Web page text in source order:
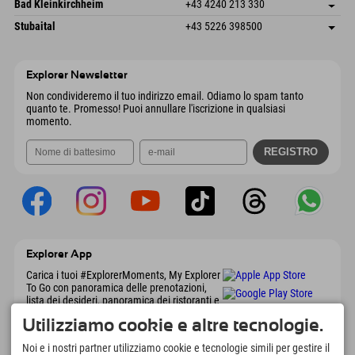
Austria
Prenotazione
Bad Kleinkirchheim +43 4240 213 330
Dorfstraße 24
9546 Bad Kleinkirchheim
Salva indirizzo
Informazioni sull'arrivo
Stubaital +43 5226 398500
Explorer Newsletter
Non condivideremo il tuo indirizzo email. Odiamo lo spam tanto
quanto te. Promesso! Puoi annullare l'iscrizione in qualsiasi
momento.
Explorer App
Carica i tuoi #ExplorerMoments, My Explorer
To Go con panoramica delle prenotazioni,
lista dei desideri, panoramica dei ristoranti e
Utilizziamo cookie e altre tecnologie.
Noi e i nostri partner utilizziamo cookie e tecnologie simili per gestire il